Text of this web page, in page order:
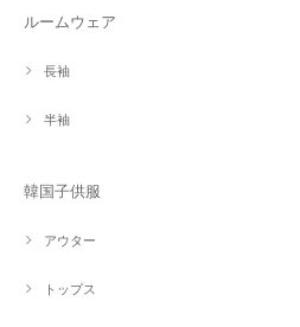
ルームウェア
長袖
半袖
韓国子供服
アウター
トップス